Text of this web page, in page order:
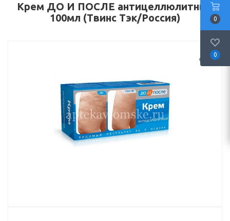
Крем ДО И ПОСЛЕ антицеллюлитный
100мл (Твинс Тэк/Россия)
0
0